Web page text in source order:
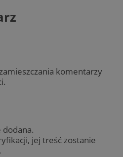
komentarzy
dodana.
jej treść zostanie